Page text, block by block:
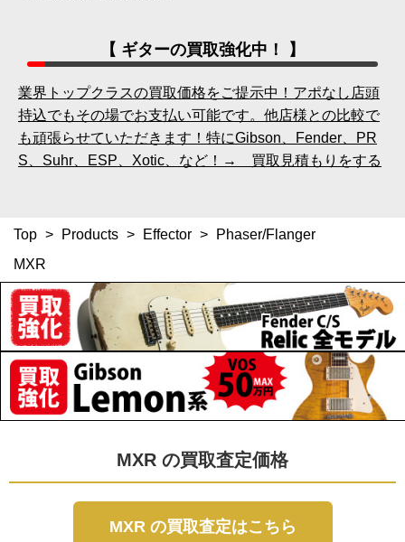
【 ギターの買取強化中！ 】
業界トップクラスの買取価格をご提示中！アポなし店頭
持込でもその場でお支払い可能です。他店様との比較で
も頑張らせていただきます！特にGibson、Fender、PR
S、Suhr、ESP、Xotic、など！→ 買取見積もりをする
Top > Products > Effector >
Phaser/Flanger
MXR
MXR の買取査定価格
MXR の買取査定はこちら